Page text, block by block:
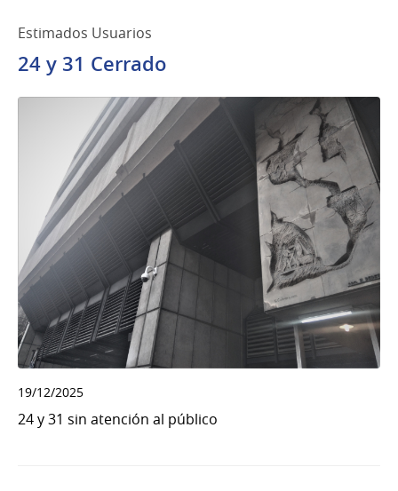
Estimados Usuarios
24 y 31 Cerrado
19/12/2025
24 y 31 sin atención al público